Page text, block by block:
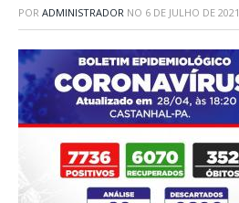
POR ADMINISTRADOR NO 6 DE JULHO DE 2021